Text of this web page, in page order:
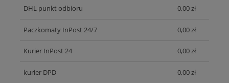
DHL punkt odbioru 0,00 zł
Paczkomaty InPost 24/7 0,00 zł
Kurier InPost 24 0,00 zł
kurier DPD 0,00 zł